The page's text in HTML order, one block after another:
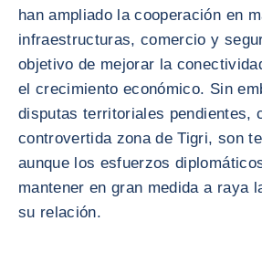
han ampliado la cooperación en
infraestructuras, comercio y
objetivo de mejorar la
el crecimiento económico. Sin
disputas territoriales pendientes,
controvertida zona de Tigri, son
aunque los esfuerzos
mantener en gran medida a raya
su relación.